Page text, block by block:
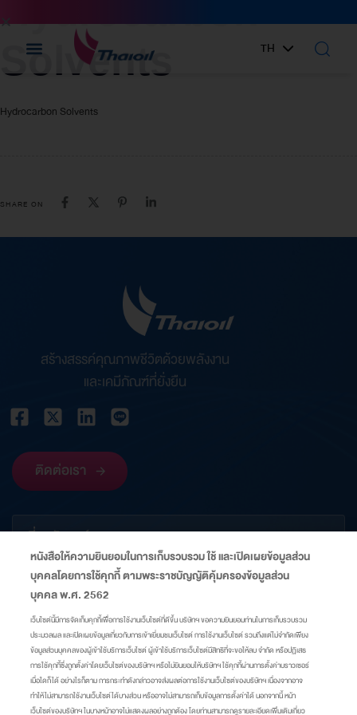
TH
EN
Hydrocarbon
Solvents
Hydrocarbon Solvents
SHARE ON
สร้างสรรค์คุณภาพชีวิตด้วยพลังงาน
และเคมีภัณฑ์ที่ยั่งยืน
ติดต่อเรา
เกี่ยวกับองค์กร
ข้อมูลที่เกี่ยวข้อง
ลิงก์
แผนผังเว็บไซต์ศูนย์ความเป็นส่วนตัวนโยบายคุกกี้มาตรการแจ้งเตือน
หนังสือให้ความยินยอมในการเก็บรวบรวม ใช้ และเปิดเผยข้อมูลส่วน
บุคคลโดยการใช้คุกกี้ ตามพระราชบัญญัติคุ้มครองข้อมูลส่วน
บุคคล พ.ศ. 2562
เว็บไซต์นี้มีการจัดเก็บคุกกี้เพื่อการใช้งานเว็บไซต์ที่ดีขึ้น บริษัทฯ ขอความยินยอมท่านในการเก็บรวบรวม
ประมวลผล และเปิดเผยข้อมูลเกี่ยวกับการเข้าเยี่ยมชมเว็บไซต์ การใช้งานเว็บไซต์ รวมถึงแต่ไม่จำกัดเพียง
ข้อมูลส่วนบุคคลของผู้เข้าใช้บริการเว็บไซต์ ผู้เข้าใช้บริการเว็บไซต์มีสิทธิที่จะขอให้ลบ จำกัด หรือปฏิเสธ
การใช้คุกกี้ซึ่งถูกตั้งค่าโดยเว็บไซต์ของบริษัทฯ หรือไม่ยินยอมให้บริษัทฯ ใช้คุกกี้ผ่านการตั้งค่าบราวเซอร์
เมื่อใดก็ได้ อย่างไรก็ตาม การกระทำดังกล่าวอาจส่งผลต่อการใช้งานเว็บไซต์ของบริษัทฯ เนื่องจากอาจ
ทำให้ไม่สามารถใช้งานเว็บไซต์ได้บางส่วน หรืออาจไม่สามารถเก็บข้อมูลการตั้งค่าได้ นอกจากนี้ หน้า
เว็บไซต์ของบริษัทฯ ในบางหน้าอาจไม่แสดงผลอย่างถูกต้อง โดยท่านสามารถดูรายละเอียดเพิ่มเติมเกี่ยว